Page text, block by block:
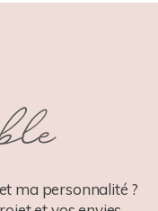
ma personnalité ?